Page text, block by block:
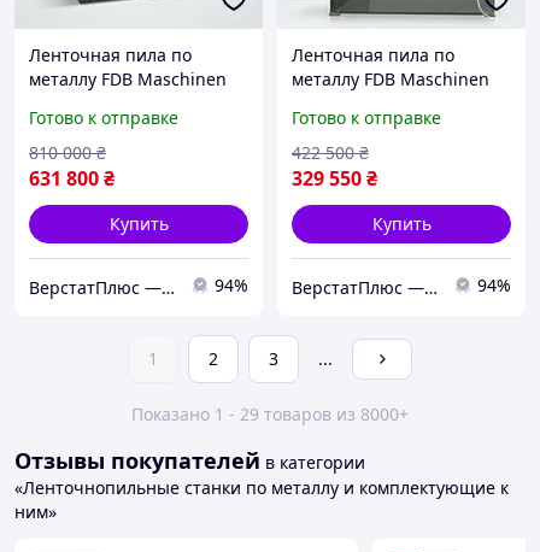
Ленточная пила по
металлу FDB Maschinen
Готово к отправке
631 800₴
810 000 ₴
Купить
ВерстатПлюс — верстати та обладнання 94%
Ленточная пила по
металлу FDB Maschinen
Готово к отправке
329 550₴
422 500 ₴
Купить
ВерстатПлюс — верстати та обладнання 94%
1 2 3 ...
Показано 1 - 29 товаров из 8000+
Отзывы покупателей в категории
«Ленточнопильные станки по металлу и комплектующие к
ним»